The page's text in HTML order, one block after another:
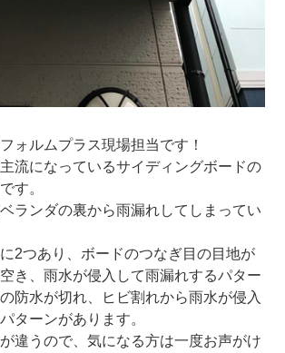
ォルムプラス現場担当です！
流になっているサイディングボードの
す。
ランダの裏から雨漏れしてしまってい
2つあり、ボードのつなぎ目の目地が
き、雨水が侵入して雨漏れするパター
防水が切れ、ヒビ割れから雨水が侵入
ターンがあります。
違うので、気になる方は一度お声がけ